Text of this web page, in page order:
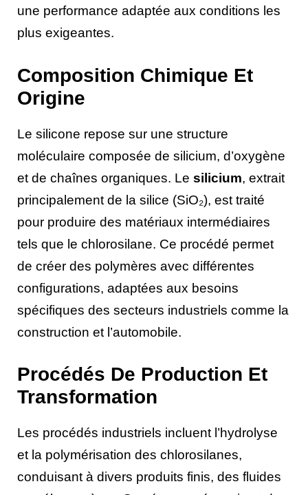
une performance adaptée aux conditions les
plus exigeantes.
Composition Chimique Et
Origine
Le silicone repose sur une structure
moléculaire composée de silicium, d’oxygène
et de chaînes organiques. Le silicium, extrait
principalement de la silice (SiO₂), est traité
pour produire des matériaux intermédiaires
tels que le chlorosilane. Ce procédé permet
de créer des polymères avec différentes
configurations, adaptées aux besoins
spécifiques des secteurs industriels comme la
construction et l’automobile.
Procédés De Production Et
Transformation
Les procédés industriels incluent l’hydrolyse
et la polymérisation des chlorosilanes,
conduisant à divers produits finis, des fluides